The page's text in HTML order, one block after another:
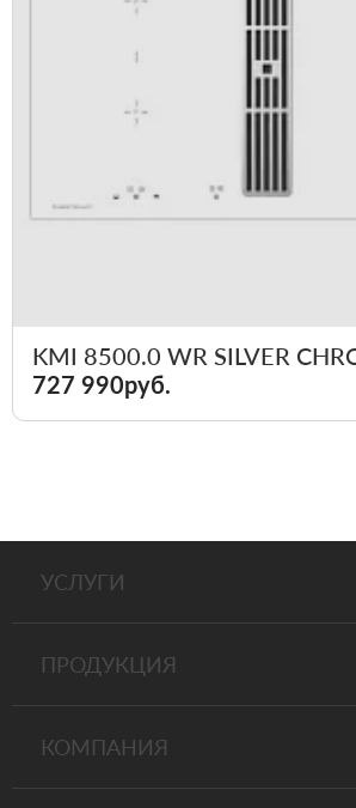
KMI 8500.0 WR SILVER
727 990руб.
УСЛУГИ
ПРОДУКЦИЯ
КОМПАНИЯ